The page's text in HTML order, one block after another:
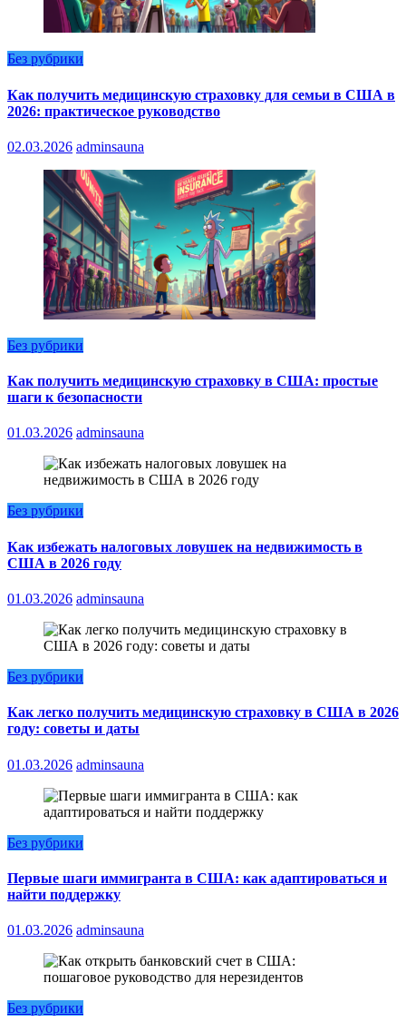
Без рубрики
Как получить медицинскую страховку для семьи в США в
2026: практическое руководство
02.03.2026 adminsauna
Без рубрики
Как получить медицинскую страховку в США: простые
шаги к безопасности
01.03.2026 adminsauna
Без рубрики
Как избежать налоговых ловушек на недвижимость в
США в 2026 году
01.03.2026 adminsauna
Без рубрики
Как легко получить медицинскую страховку в США в 2026
году: советы и даты
01.03.2026 adminsauna
Без рубрики
Первые шаги иммигранта в США: как адаптироваться и
найти поддержку
01.03.2026 adminsauna
Без рубрики